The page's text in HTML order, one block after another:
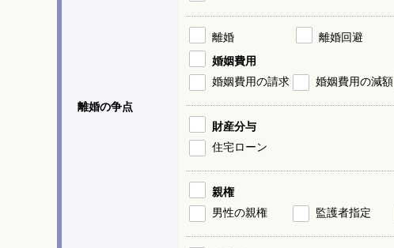
離婚の争点
離婚
離婚回避
婚姻費用
婚姻費用の請求
婚姻費用の減額
財産分与
住宅ローン
親権
男性の親権
監護者指定